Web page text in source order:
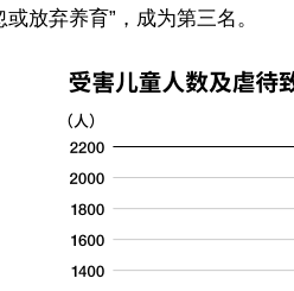
或放弃养育”，成为第三名。